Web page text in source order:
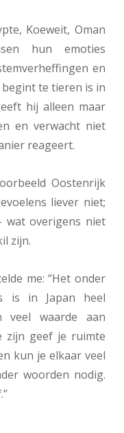
Koeweit, Oman
hun emoties
en
begint te tieren is in
hij alleen maar
en verwacht niet
reageert.
Oostenrijk
liever niet;
wat overigens niet
zijn.
me: “Het onder
is in Japan heel
veel waarde aan
zijn geef je ruimte
kun je elkaar veel
woorden nodig.